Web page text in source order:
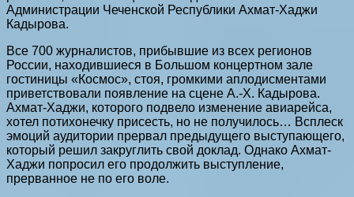
Администрации Чеченской Республики Ахмат-Хаджи
Кадырова.
Все 700 журналистов, прибывшие из всех регионов
России, находившиеся в Большом концертном зале
гостиницы «Космос», стоя, громкими аплодисментами
приветствовали появление на сцене А.-Х. Кадырова.
Ахмат-Хаджи, которого подвело изменение авиарейса,
хотел потихонечку присесть, но не получилось… Всплеск
эмоций аудитории прервал предыдущего выступающего,
который решил закруглить свой доклад. Однако Ахмат-
Хаджи попросил его продолжить выступление,
прерванное не по его воле.